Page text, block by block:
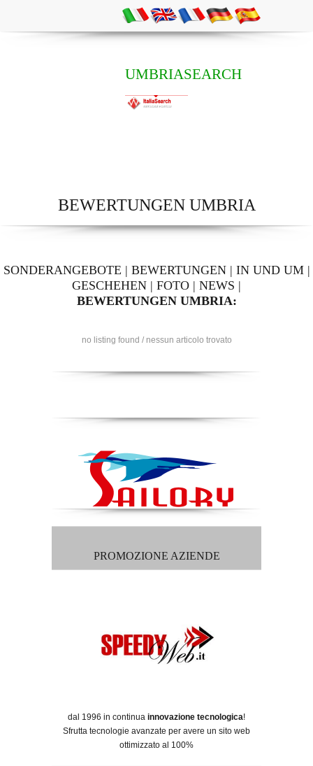
UMBRIASEARCH
BEWERTUNGEN UMBRIA
SONDERANGEBOTE | BEWERTUNGEN| IN UND UM|
GESCHEHEN | FOTO | NEWS |
BEWERTUNGEN UMBRIA:
no listing found / nessun articolo trovato
PROMOZIONE AZIENDE
dal 1996 in continua innovazione tecnologica!
Sfrutta tecnologie avanzate per avere un sito web
ottimizzato al 100%